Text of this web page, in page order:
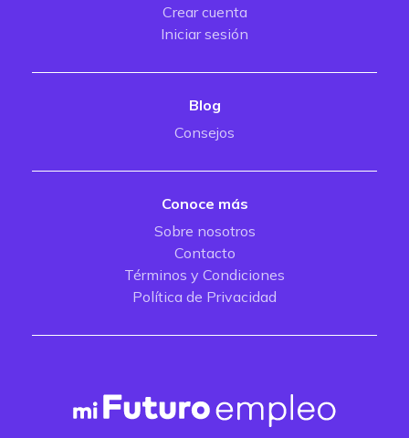
Crear cuenta
Iniciar sesión
Blog
Consejos
Conoce más
Sobre nosotros
Contacto
Términos y Condiciones
Política de Privacidad